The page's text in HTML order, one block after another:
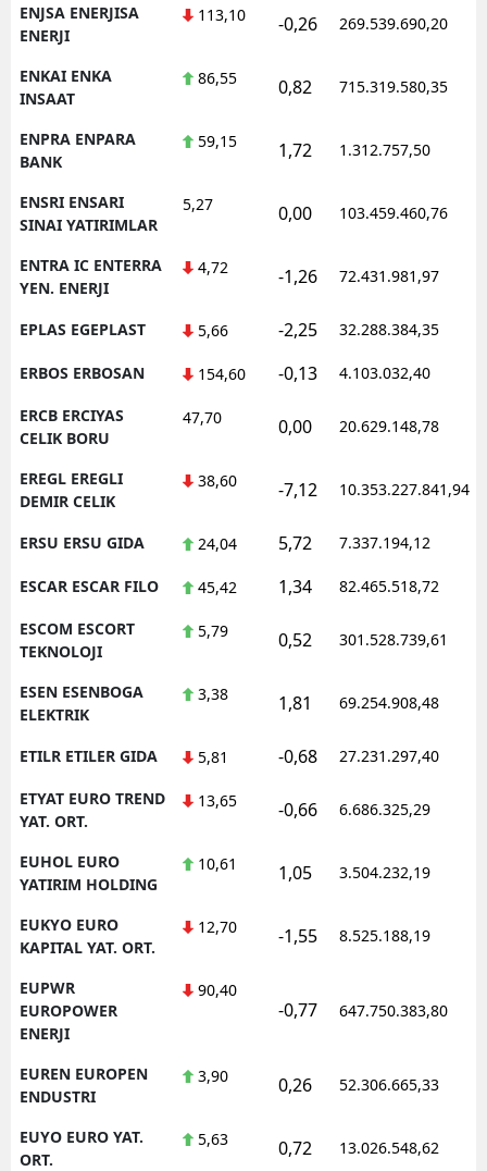
ENJSA ENERJISA
ENERJI
113,10 -0,26 269.539.690,20
ENKAI ENKA
INSAAT
86,55 0,82 715.319.580,35
ENPRA ENPARA
BANK
59,15 1,72 1.312.757,50
ENSRI ENSARI
SINAI YATIRIMLAR
5,27 0,00 103.459.460,76
ENTRA IC ENTERRA
YEN. ENERJI
4,72 -1,26 72.431.981,97
EPLAS EGEPLAST 5,66 -2,25 32.288.384,35
ERBOS ERBOSAN 154,60 -0,13 4.103.032,40
ERCB ERCIYAS
CELIK BORU
47,70 0,00 20.629.148,78
EREGL EREGLI
DEMIR CELIK
38,60 -7,12 10.353.227.841,94
ERSU ERSU GIDA 24,04 5,72 7.337.194,12
ESCAR ESCAR FILO 45,42 1,34 82.465.518,72
ESCOM ESCORT
TEKNOLOJI
5,79 0,52 301.528.739,61
ESEN ESENBOGA
ELEKTRIK
3,38 1,81 69.254.908,48
ETILR ETILER GIDA 5,81 -0,68 27.231.297,40
ETYAT EURO TREND
YAT. ORT.
13,65 -0,66 6.686.325,29
EUHOL EURO
YATIRIM HOLDING
10,61 1,05 3.504.232,19
EUKYO EURO
KAPITAL YAT. ORT.
12,70 -1,55 8.525.188,19
EUPWR
EUROPOWER
ENERJI
90,40
-0,77 647.750.383,80
EUREN EUROPEN
ENDUSTRI
3,90 0,26 52.306.665,33
EUYO EURO YAT.
ORT.
5,63 0,72 13.026.548,62